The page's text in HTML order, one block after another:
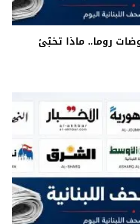
روما.. ماذا تخبّئ